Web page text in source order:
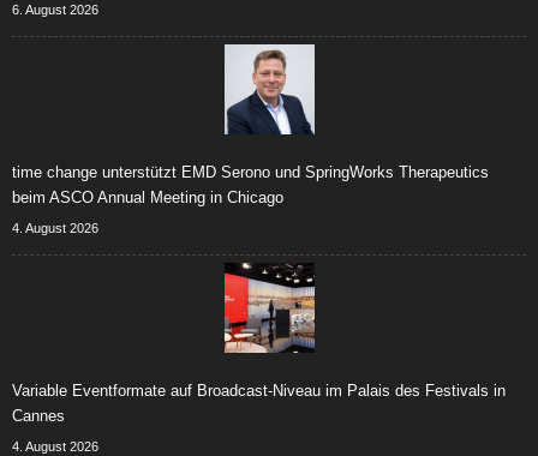
6. August 2026
time change unterstützt EMD Serono und SpringWorks Therapeutics
beim ASCO Annual Meeting in Chicago
4. August 2026
Variable Eventformate auf Broadcast-Niveau im Palais des Festivals in
Cannes
4. August 2026